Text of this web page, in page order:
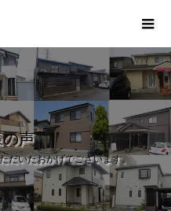
声
だいたおかげでございます。